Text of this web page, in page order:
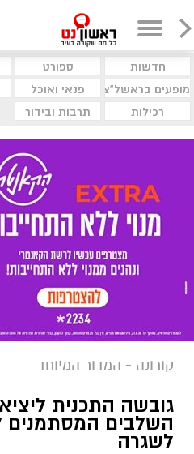
חדשות ספורט
מופעים בראשל"צ
פנאי ואוכל
רכילות
תרבות ובידור
קורונה - המדור המיוחד
גובשה התכנית
השלבים
לשגרה